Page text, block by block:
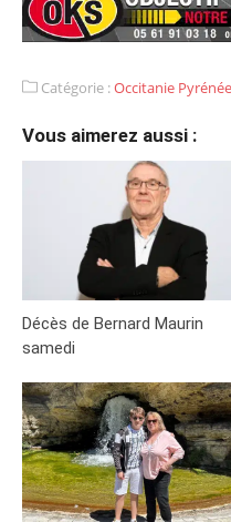
Catégorie :Occitanie
Vous aimerez aussi :
Décès de Bernard Maurin
samedi